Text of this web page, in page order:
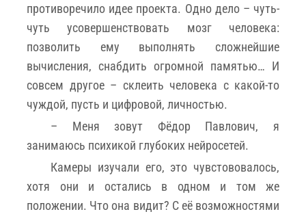
противоречило идее проекта. Одно дело – чуть-
чуть усовершенствовать мозг человека:
позволить ему выполнять сложнейшие
вычисления, снабдить огромной памятью… И
совсем другое – склеить человека с какой-то
чуждой, пусть и цифровой, личностью.
– Меня зовут Фëдор Павлович, я
занимаюсь психикой глубоких нейросетей.
Камеры изучали его, это чувстововалось,
хотя они и остались в одном и том же
положении. Что она видит? С еë возможностями